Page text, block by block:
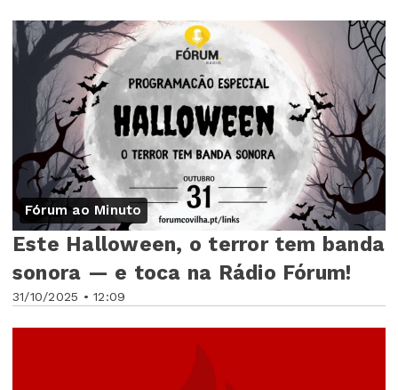
Fórum ao Minuto
31/10/2025 • 12:09
Este Halloween, o terror tem banda
sonora — e toca na Rádio Fórum!